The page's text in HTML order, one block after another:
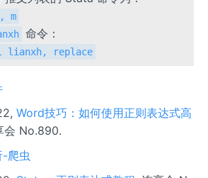
m
命令：
lianxh, replace
Word技巧：如何使用正则表达式高
会 No.890.
爬虫